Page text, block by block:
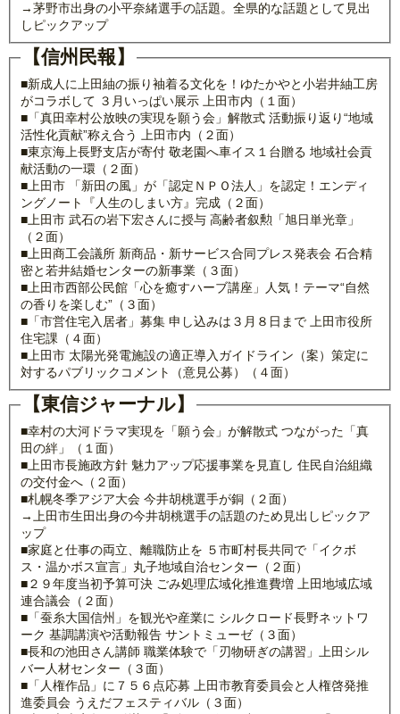
→茅野市出身の小平奈緒選手の話題。全県的な話題として見出
しピックアップ
【信州民報】
■新成人に上田紬の振り袖着る文化を！ゆたかやと小岩井紬工房
がコラボして ３月いっぱい展示 上田市内（１面）
■「真田幸村公放映の実現を願う会」解散式 活動振り返り“地域
活性化貢献”称え合う 上田市内（２面）
■東京海上長野支店が寄付 敬老園へ車イス１台贈る 地域社会貢
献活動の一環（２面）
■上田市 「新田の風」が「認定ＮＰＯ法人」を認定！エンディ
ングノート『人生のしまい方』完成（２面）
■上田市 武石の岩下宏さんに授与 高齢者叙勲「旭日単光章」
（２面）
■上田商工会議所 新商品・新サービス合同プレス発表会 石合精
密と若井結婚センターの新事業（３面）
■上田市西部公民館「心を癒すハーブ講座」人気！テーマ“自然
の香りを楽しむ”（３面）
■「市営住宅入居者」募集 申し込みは３月８日まで 上田市役所
住宅課（４面）
■上田市 太陽光発電施設の適正導入ガイドライン（案）策定に
対するパブリックコメント（意見公募）（４面）
【東信ジャーナル】
■幸村の大河ドラマ実現を「願う会」が解散式 つながった「真
田の絆」（１面）
■上田市長施政方針 魅力アップ応援事業を見直し 住民自治組織
の交付金へ（２面）
■札幌冬季アジア大会 今井胡桃選手が銅（２面）
→上田市生田出身の今井胡桃選手の話題のため見出しピックア
ップ
■家庭と仕事の両立、離職防止を ５市町村長共同で「イクボ
ス・温かボス宣言」丸子地域自治センター（２面）
■２９年度当初予算可決 ごみ処理広域化推進費増 上田地域広域
連合議会（２面）
■「蚕糸大国信州」を観光や産業に シルクロード長野ネットワ
ーク 基調講演や活動報告 サントミューゼ（３面）
■長和の池田さん講師 職業体験で「刃物研ぎの講習」上田シル
バー人材センター（３面）
■「人権作品」に７５６点応募 上田市教育委員会と人権啓発推
進委員会 うえだフェスティバル（３面）